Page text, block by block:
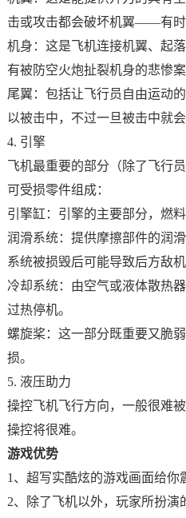
击或攻击都会破坏机翼——有时
机身：这是飞机连接机翼、起
有被防空火炮扯裂机身的悲惨案
尾翼：包括让飞行员自由运动
以被击中，不过一旦被击中就会
4. 引擎
飞机最重要的部分（除了飞行
可受损零件组成：
引擎缸：引擎的主要部分，燃
润滑系统：提供摩擦部件的润
系统被损毁后可能导致后方敌
冷却系统：由空气或液体散热
过热停机。
螺旋桨：这一部分既重要又脆
损。
5. 液压助力
操控飞机飞行方向，一般很难
操控将很难。
游戏优势
1、超写实酷炫的游戏画面给你
2、除了飞机以外，玩家所扮演